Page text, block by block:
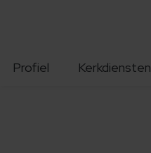
Profiel Kerkdiensten